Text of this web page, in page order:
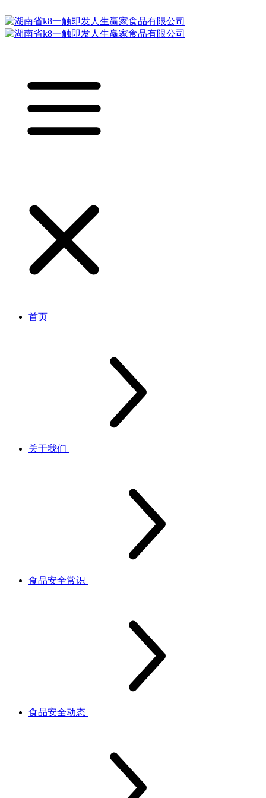
首页
关于我们
食品安全常识
食品安全动态